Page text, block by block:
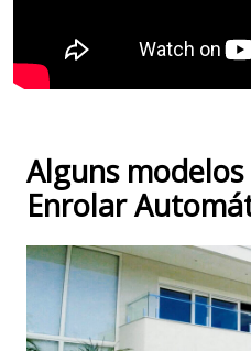
Alguns
Enrolar